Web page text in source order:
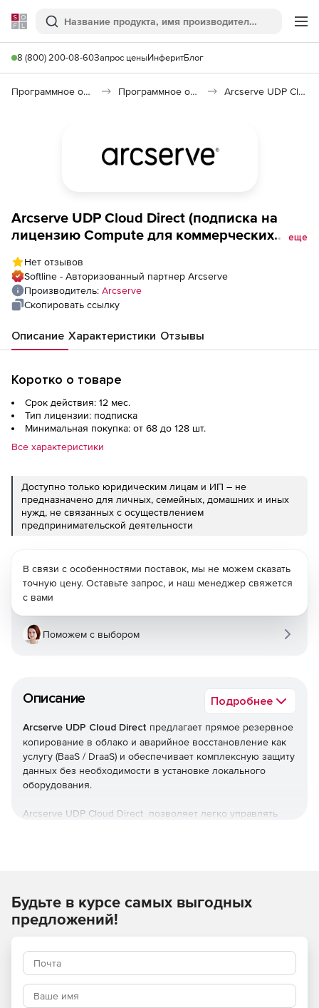
Softline
Поиск
8 (800) 200-08-60Запрос ценыИнферитБлог
Программное обеспечение для работы с файлами и дисками Программное обеспечение для резервного копирования Arcserve UDP Cloud Direct
Arcserve UDP Cloud Direct (подписка на
лицензию Compute для коммерческих
еще
Нет отзывов
Softline - Авторизованный партнер Arcserve
Производитель: Arcserve
Скопировать ссылку
Описание Характеристики Отзывы
Коротко о товаре
Срок действия: 12 мес.
Тип лицензии: подписка
Минимальная покупка: от 68 до 128 шт.
Все характеристики
Доступно только юридическим лицам и ИП – не
предназначено для личных, семейных, домашних и иных
нужд, не связанных с осуществлением
предпринимательской деятельности
Описание Подробнее
Arcserve UDP Cloud Direct предлагает прямое резервное
копирование в облако и аварийное восстановление как
услугу (BaaS / DraaS) и обеспечивает комплексную защиту
данных без необходимости в установке локального
оборудования.
Arcserve UDP Cloud Direct позволяет легко управлять
предприятий, обеспечивает простую настройку и
управление, а также обладает лучшими в отрасли
скоростями резервного копирования и 100%-
Данные передаются напрямую через Интернет в
Arcserve Cloud без необходимости использования
устройства или локального промежуточного диска. После
В связи с особенностями поставок, мы не можем сказать
точную цену. Оставьте запрос, и наш менеджер свяжется
с вами
Поможем с выбором
Будьте в курсе самых выгодных
предложений!